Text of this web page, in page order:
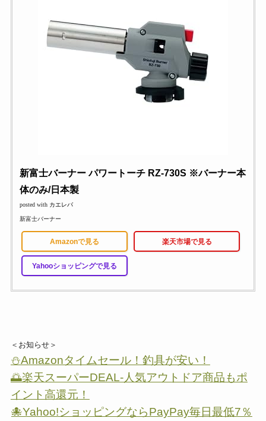
新富士バーナー パワートーチ RZ-730S ※バーナー本
体のみ/日本製
posted with カエレバ
新富士バーナー
Amazonで見る 楽天市場で見る
Yahooショッピングで見る
＜お知らせ＞
⛄Amazonタイムセール！釣具が安い！
🌅楽天スーパーDEAL-人気アウトドア商品もポ
イント高還元！
🐙Yahoo!ショッピングならPayPay毎日最低7％